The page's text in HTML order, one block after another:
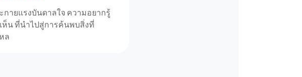
กายแรงบันดาลใจ ความอยากรู้
ห็น ที่นำไปสู่การค้นพบสิ่งที่
ล